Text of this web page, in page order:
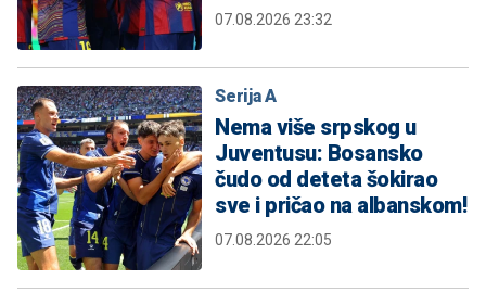
07.08.2026 23:32
Serija A
Nema više srpskog u
Juventusu: Bosansko
čudo od deteta šokirao
sve i pričao na albanskom!
07.08.2026 22:05